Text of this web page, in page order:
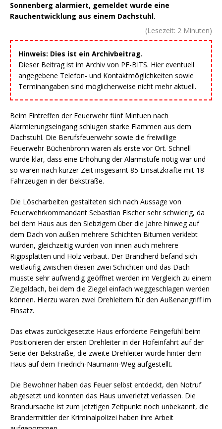
Sonnenberg alarmiert, gemeldet wurde eine
Rauchentwicklung aus einem Dachstuhl.
(Lesezeit: 2 Minuten)
Hinweis: Dies ist ein Archivbeitrag.
Dieser Beitrag ist im Archiv von PF-BITS. Hier eventuell
angegebene Telefon- und Kontaktmöglichkeiten sowie
Terminangaben sind möglicherweise nicht mehr aktuell.
Beim Eintreffen der Feuerwehr fünf Mintuen nach
Alarmierungseingang schlugen starke Flammen aus dem
Dachstuhl. Die Berufsfeuerwehr sowie die freiwillige
Feuerwehr Büchenbronn waren als erste vor Ort. Schnell
wurde klar, dass eine Erhöhung der Alarmstufe nötig war und
so waren nach kurzer Zeit insgesamt 85 Einsatzkräfte mit 18
Fahrzeugen in der Bekstraße.
Die Löscharbeiten gestalteten sich nach Aussage von
Feuerwehrkommandant Sebastian Fischer sehr schwierig, da
bei dem Haus aus den Siebzigern über die Jahre hinweg auf
dem Dach von außen mehrere Schichten Bitumen verklebt
wurden, gleichzeitig wurden von innen auch mehrere
Rigipsplatten und Holz verbaut. Der Brandherd befand sich
weitläufig zwischen diesen zwei Schichten und das Dach
musste sehr aufwendig geöffnet werden im Vergleich zu einem
Ziegeldach, bei dem die Ziegel einfach weggeschlagen werden
können. Hierzu waren zwei Drehleitern für den Außenangriff im
Einsatz.
Das etwas zurückgesetzte Haus erforderte Feingefühl beim
Positionieren der ersten Drehleiter in der Hofeinfahrt auf der
Seite der Bekstraße, die zweite Drehleiter wurde hinter dem
Haus auf dem Friedrich-Naumann-Weg aufgestellt.
Die Bewohner haben das Feuer selbst entdeckt, den Notruf
abgesetzt und konnten das Haus unverletzt verlassen. Die
Brandursache ist zum jetztigen Zeitpunkt noch unbekannt, die
Brandermittler der Kriminalpolizei haben ihre Arbeit